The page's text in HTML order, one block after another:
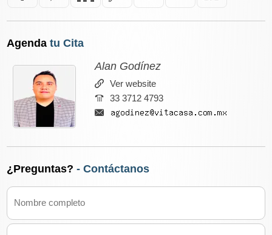
Agenda tu Cita
Alan Godínez
Ver website
33 3712 4793
¿Preguntas? - Contáctanos